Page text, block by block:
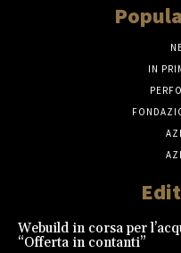
IN
Webuild in corsa per
“Offerta in contanti”